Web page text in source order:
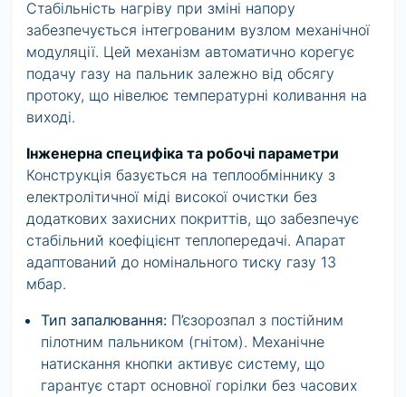
Стабільність нагріву при зміні напору
забезпечується інтегрованим вузлом механічної
модуляції. Цей механізм автоматично корегує
подачу газу на пальник залежно від обсягу
протоку, що нівелює температурні коливання на
виході.
Інженерна специфіка та робочі параметри
Конструкція базується на теплообміннику з
електролітичної міді високої очистки без
додаткових захисних покриттів, що забезпечує
стабільний коефіцієнт теплопередачі. Апарат
адаптований до номінального тиску газу 13
мбар.
Тип запалювання: П’єзорозпал з постійним
пілотним пальником (гнітом). Механічне
натискання кнопки активує систему, що
гарантує старт основної горілки без часових